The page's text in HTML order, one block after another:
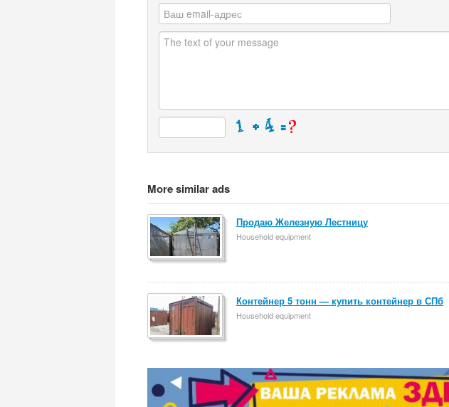
More similar ads
Продаю Железную Лестницу
Household equipment
Контейнер 5 тонн — купить контейнер в СПб
Household equipment